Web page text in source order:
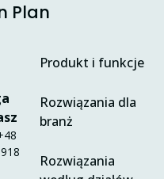
Plan
Produkt i funkcje
Rozwiązania dla
branż
Rozwiązania